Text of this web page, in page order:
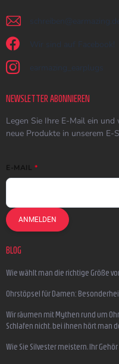
schreiben @ earmazing.de
Wir sind auf Facebook!
earmazing_earplugs
NEWSLETTER ABONNIEREN
Legen Sie Ihre E-Mail ein
neue Produkte in unserem E-
E-MAIL
ANMELDEN
BLOG
Wie wählt man die richtige Größe
Ohrstöpsel für Damen:
Wir räumen mit Mythen rund um
Schlafen nicht, bei ihnen hört man
Wie Sie Silvester meistern, Ihr